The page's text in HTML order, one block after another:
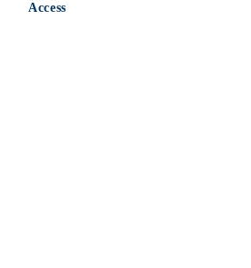
Access